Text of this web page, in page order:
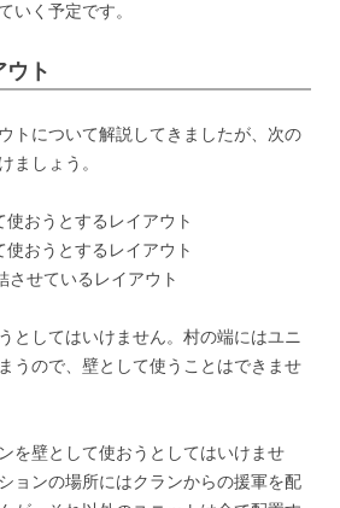
いく予定です。
ト
トについて解説してきましたが、次の
ましょう。
おうとするレイアウト
使おうとするレイアウト
させているレイアウト
としてはいけません。村の端にはユニ
うので、壁として使うことはできませ
を壁として使おうとしてはいけませ
ョンの場所にはクランからの援軍を配